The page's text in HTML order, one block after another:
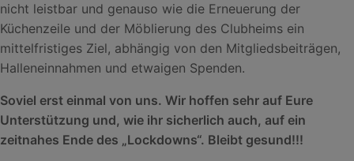
nicht leistbar und genauso wie die Erneuerung der
Küchenzeile und der Möblierung des Clubheims ein
mittelfristiges Ziel, abhängig von den Mitgliedsbeiträgen,
Halleneinnahmen und etwaigen Spenden.
Soviel erst einmal von uns. Wir hoffen sehr auf Eure
Unterstützung und, wie ihr sicherlich auch, auf ein
zeitnahes Ende des „Lockdowns“. Bleibt gesund!!!